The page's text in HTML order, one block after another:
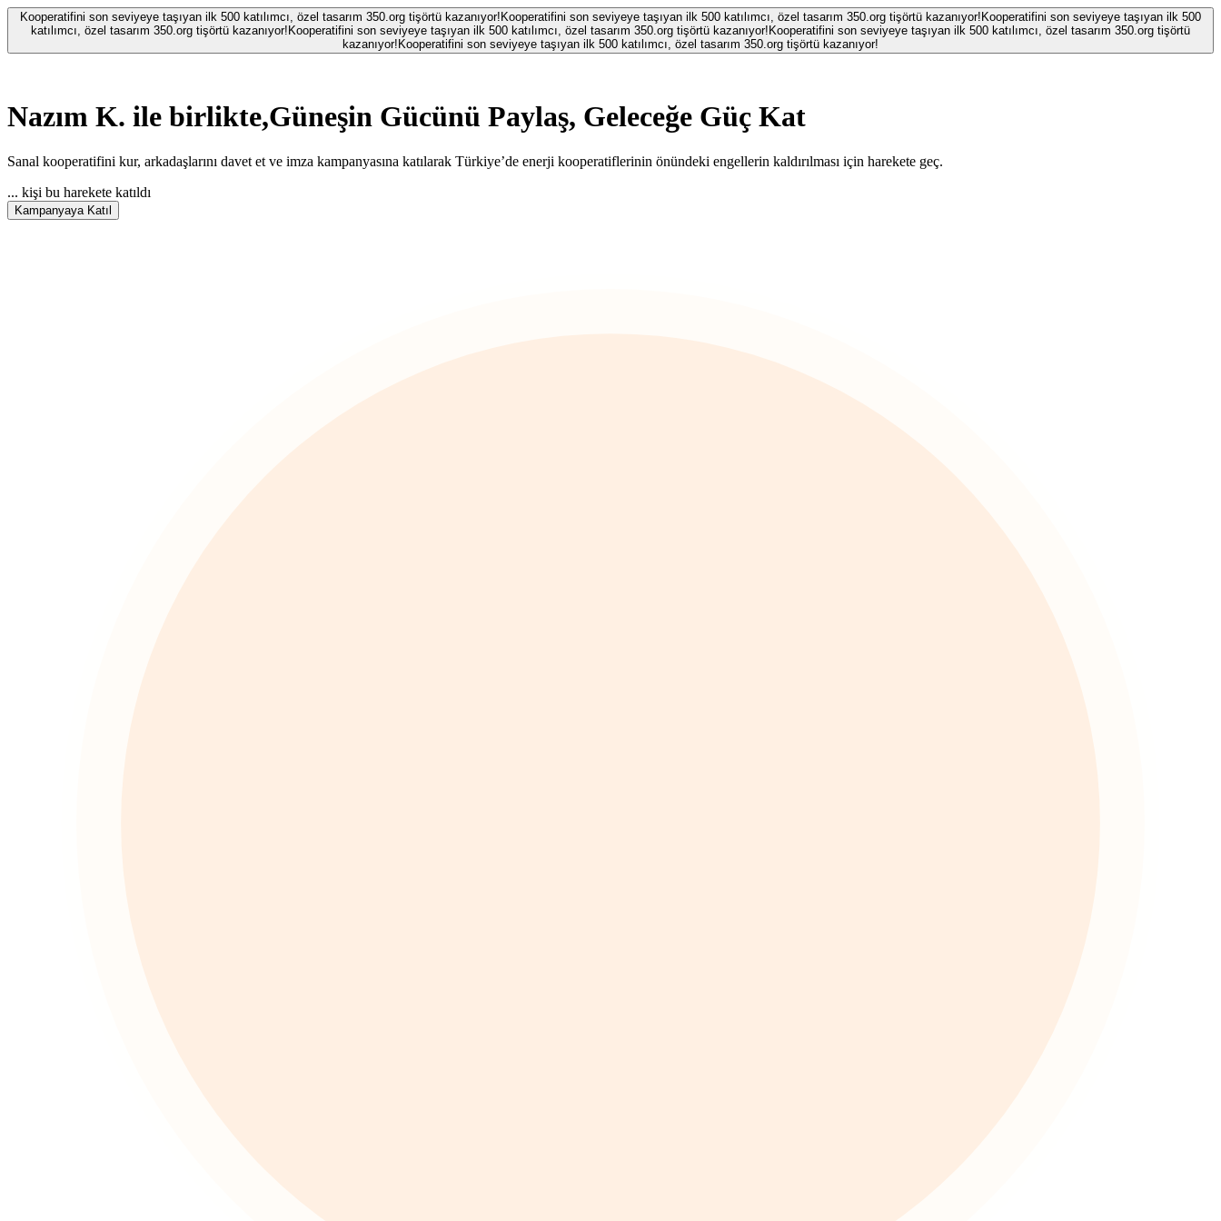
Kooperatifini son seviyeye taşıyan ilk 500 katılımcı, özel tasarım 350.org tişörtü kazanıyor! Kooperatifini son seviyeye taşıyan ilk 500 katılımcı, özel tasarım 350.org tişörtü kazanıyor! Kooperatifini son seviyeye taşıyan ilk 500
katılımcı, özel tasarım 350.org tişörtü kazanıyor! Kooperatifini son seviyeye taşıyan ilk 500 katılımcı, özel tasarım 350.org tişörtü kazanıyor! Kooperatifini son seviyeye taşıyan ilk 500 katılımcı, özel tasarım 350.org tişörtü
kazanıyor! Kooperatifini son seviyeye taşıyan ilk 500 katılımcı, özel tasarım 350.org tişörtü kazanıyor!
Nazım K. ile birlikte,Güneşin Gücünü Paylaş, Geleceğe Güç Kat
Sanal kooperatifini kur, arkadaşlarını davet et ve imza kampanyasına katılarak Türkiye’de enerji kooperatiflerinin önündeki engellerin kaldırılması için harekete geç.
... kişi bu harekete katıldı
Kampanyaya Katıl